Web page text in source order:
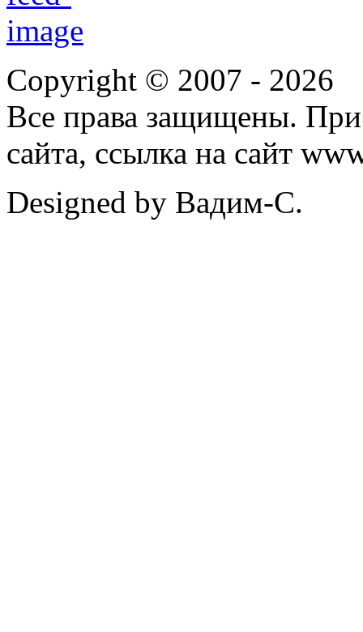
Copyright © 2007 - 2026
Все права защищены. При
сайта, ссылка на сайт
Designed by Вадим-С.